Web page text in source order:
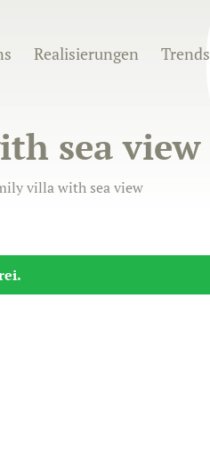
Realisierungen Trends
sea view
villa with sea view